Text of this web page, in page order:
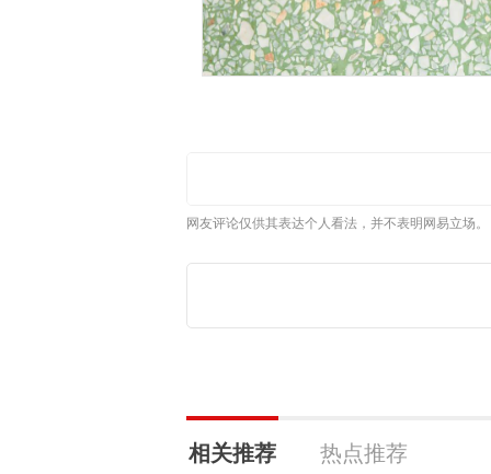
网友评论仅供其表达个人看法，并不表明网易立场。
相关推荐 热点推荐